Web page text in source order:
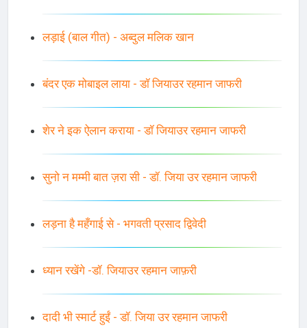
लड़ाई (बाल गीत) - अब्दुल मलिक खान
बंदर एक मोबाइल लाया - डॉ जियाउर रहमान जाफरी
शेर ने इक ऐलान कराया - डॉ जियाउर रहमान जाफरी
सुनो न मम्मी बात ज़रा सी - डॉ. जिया उर रहमान जाफरी
लड़ना है महँगाई से - भगवती प्रसाद द्विवेदी
ध्यान रखेंगे -डॉ. जियाउर रहमान जाफ़री
दादी भी स्मार्ट हुईं - डॉ. जिया उर रहमान जाफरी